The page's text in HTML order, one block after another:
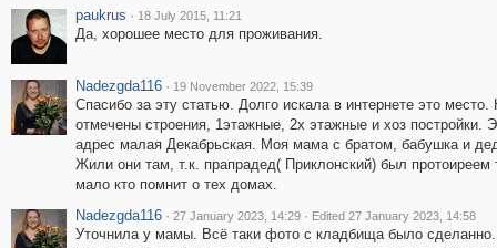
paukrus · 18 July 2015, 11:21
Да, хорошее место для проживания.
Nadezgda116 · 19 November 2022, 15:39
Спасибо за эту статью. Долго искала в интернете это
отмечены строения, 1этажные, 2х этажные и хоз
адрес малая Декабрьская. Моя мама с братом, бабушка и
Жили они там, т.к. прапрадед( Приклонский) был протоиреем
мало кто помнит о тех домах.
Nadezgda116 · 27 January 2023, 14:29 · Edited 27 January 2023, 14:58
Уточнила у мамы. Всё таки фото с кладбища было